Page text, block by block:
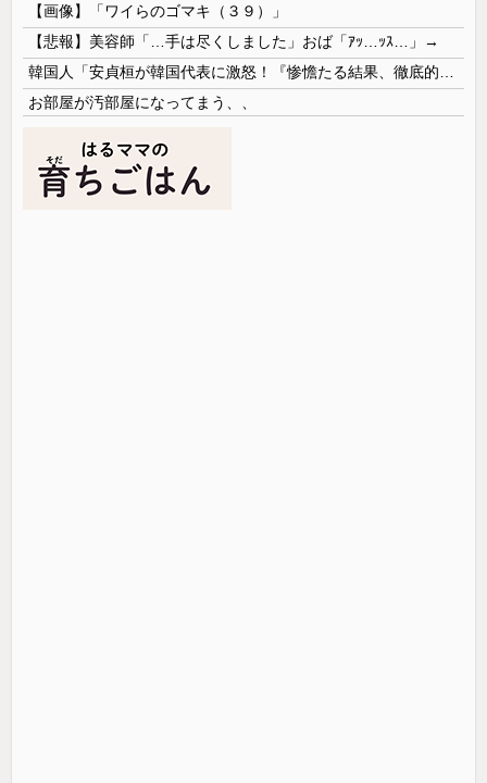
【画像】「ワイらのゴマキ（３９）」
【悲報】美容師「…手は尽くしました」おば「ｱｯ…ｯｽ…」→
お部屋が汚部屋になってまう、、